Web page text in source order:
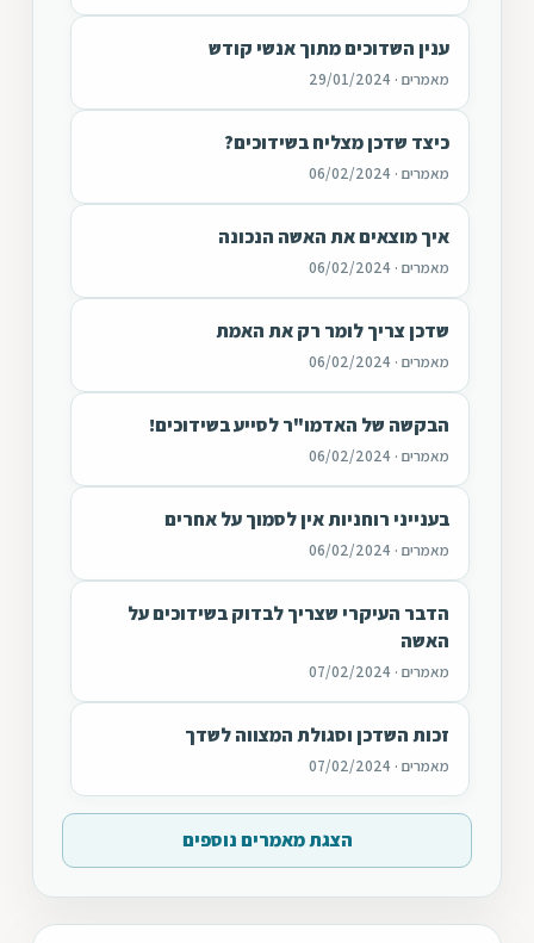
ענין השדוכים מתוך אנשי קודש
מאמרים · 29/01/2024
כיצד שדכן מצליח בשידוכים?
מאמרים · 06/02/2024
איך מוצאים את האשה הנכונה
מאמרים · 06/02/2024
שדכן צריך לומר רק את האמת
מאמרים · 06/02/2024
הבקשה של האדמו"ר לסייע בשידוכים!
מאמרים · 06/02/2024
בענייני רוחניות אין לסמוך על אחרים
מאמרים · 06/02/2024
הדבר העיקרי שצריך לבדוק בשידוכים על
האשה
מאמרים · 07/02/2024
זכות השדכן וסגולת המצווה לשדך
מאמרים · 07/02/2024
הצגת מאמרים נוספים